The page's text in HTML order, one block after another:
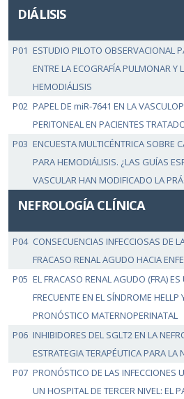
DIÁLISIS
P01 ESTUDIO PILOTO OBSERVACIONAL
ENTRE LA ECOGRAFÍA PULMONAR Y
HEMODIÁLISIS
P02 PAPEL DE miR-7641 EN LA
PERITONEAL EN PACIENTES
P03 ENCUESTA MULTICÉNTRICA SOBRE
PARA HEMODIÁLISIS. ¿LAS GUÍAS
VASCULAR HAN MODIFICADO LA
NEFROLOGÍA CLÍNICA
P04 CONSECUENCIAS INFECCIOSAS DE
FRACASO RENAL AGUDO HACIA
P05 EL FRACASO RENAL AGUDO (FRA)
FRECUENTE EN EL SÍNDROME HELLP
PRONÓSTICO MATERNOPERINATAL
P06 INHIBIDORES DEL SGLT2 EN LA
ESTRATEGIA TERAPÉUTICA PARA LA
P07 PRONÓSTICO DE LAS INFECCIONES
UN HOSPITAL DE TERCER NIVEL: EL